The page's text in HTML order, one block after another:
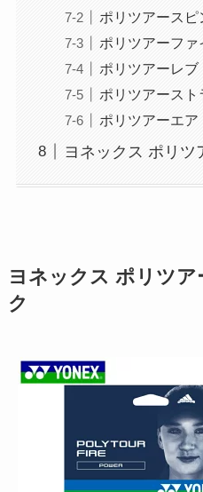
ポリツアースピ
ポリツアーファ
ポリツアーレブ
ポリツアースト
ポリツアーエア
ヨネックス ポリツ
ヨネックス ポリツ
ク